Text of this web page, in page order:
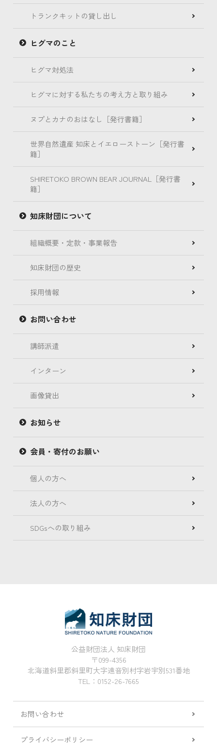
トランクキットの貸し出し
ヒグマのこと
ヒグマ対処法
ヒグマに対する私たちの考え方と取り組み
ヌプとカナのおはなし［発行書籍］
世界自然遺産 知床とイエローストーン［発行書
籍］
SHIRETOKO BROWN BEAR JOURNAL［発行書
籍］
知床財団について
組織概要・定款・事業報告
知床財団の歴史
採用情報
お問い合わせ
講師派遣
インターン
画像貸出
お知らせ
会員・寄付のお願い
個人の方へ
法人の方へ
SDGsへの取り組み
公益財団法人 知床財団
〒099-4356
北海道斜里郡斜里町大字遠音別村字岩宇別531番地
TEL：0152-26-7665
お問い合わせ
プライバシーポリシー